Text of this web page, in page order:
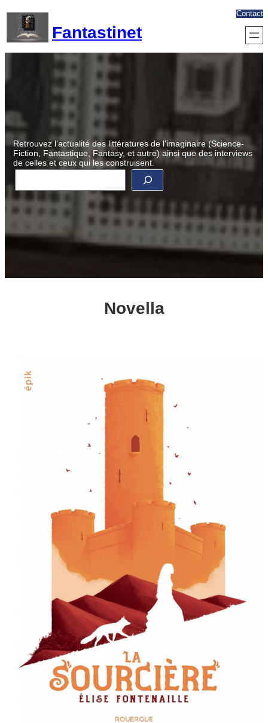
contenu
Fantastinet
Contact
Retrouvez l’actualité des littératures de l’imaginaire (Science-
Fiction, Fantastique, Fantasy, et autre) ainsi que des interviews
de celles et ceux qui les construisent.
R
c
h
h
Novella